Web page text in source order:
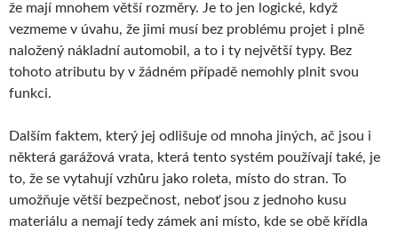
že mají mnohem větší rozměry. Je to jen logické, když
vezmeme v úvahu, že jimi musí bez problému projet i plně
naložený nákladní automobil, a to i ty největší typy. Bez
tohoto atributu by v žádném případě nemohly plnit svou
funkci.
Dalším faktem, který jej odlišuje od mnoha jiných, ač jsou i
některá garážová vrata, která tento systém používají také, je
to, že se vytahují vzhůru jako roleta, místo do stran. To
umožňuje větší bezpečnost, neboť jsou z jednoho kusu
materiálu a nemají tedy zámek ani místo, kde se obě křídla